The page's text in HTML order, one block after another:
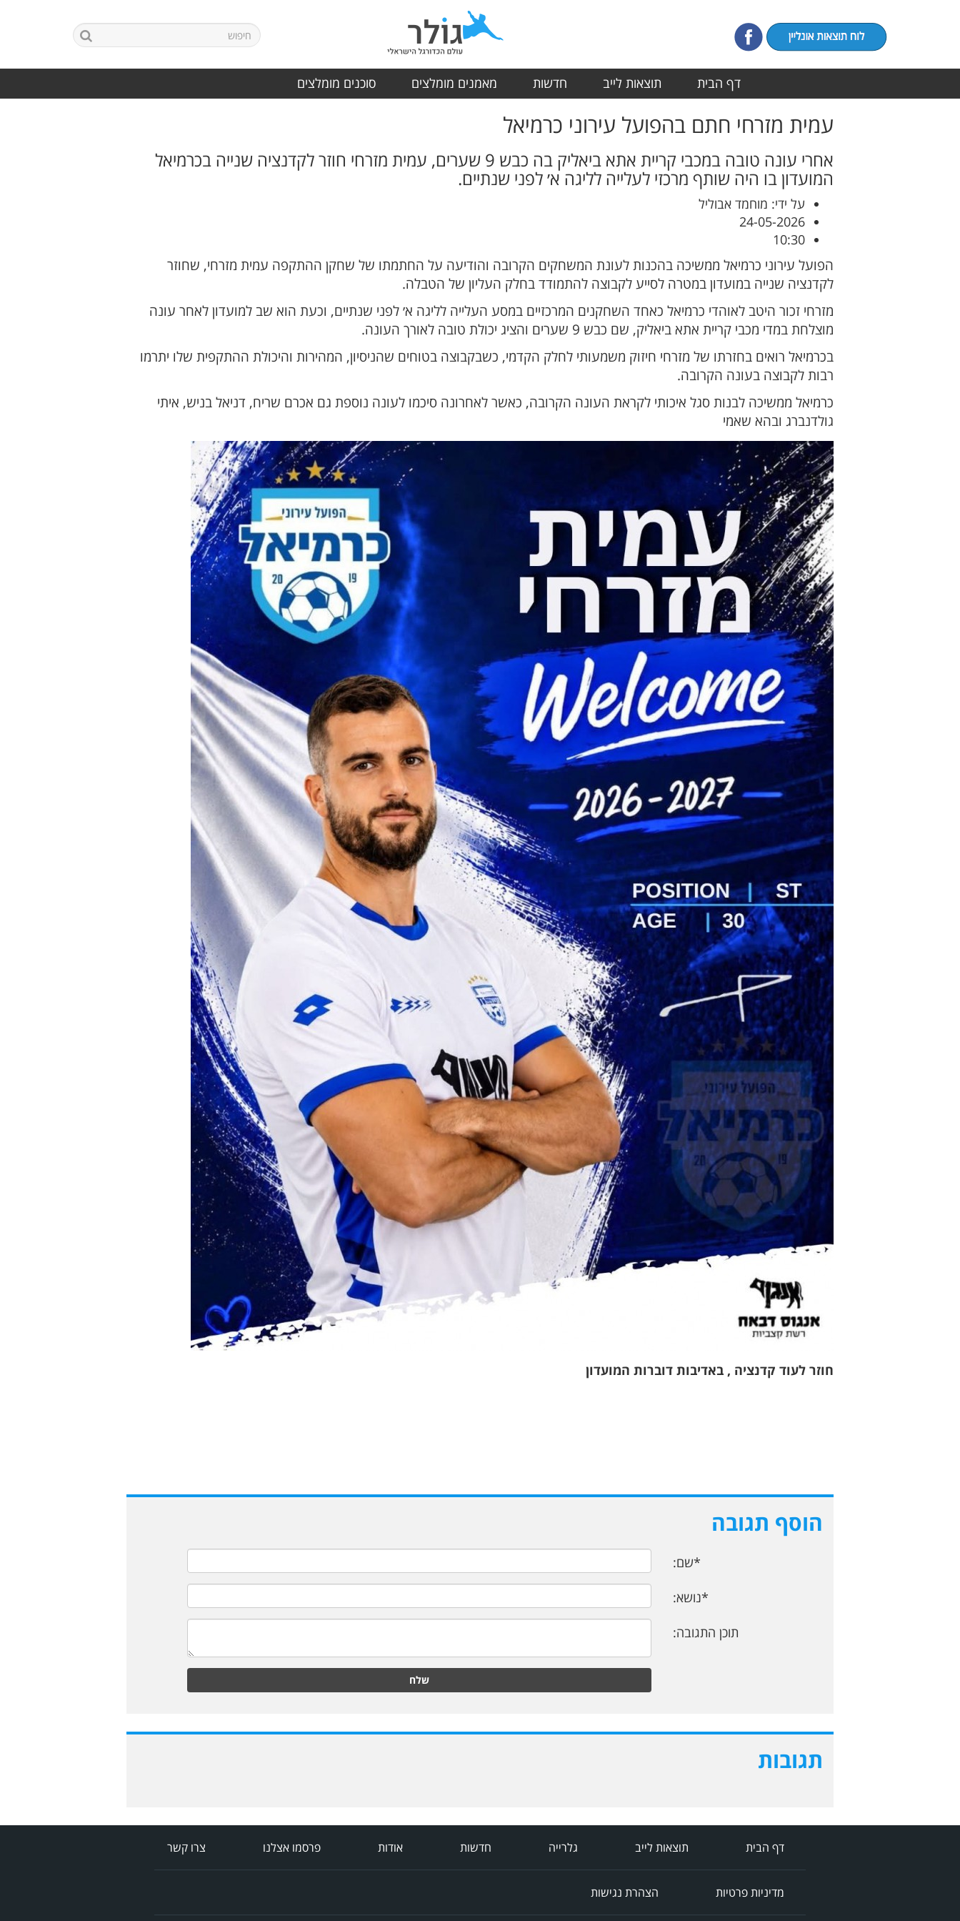
דף הבית תוצאות לייב חדשות מאמנים מומלצים סוכנים מומלצים
עמית מזרחי חתם בהפועל עירוני כרמיאל
אחרי עונה טובה במכבי קריית אתא ביאליק בה כבש 9 שערים, עמית מזרחי חוזר לקדנציה שנייה בכרמיאל
המועדון בו היה שותף מרכזי לעלייה לליגה א׳ לפני שנתיים.
על ידי: מוחמד אבוליל
24-05-2026
10:30
הפועל עירוני כרמיאל ממשיכה בהכנות לעונת המשחקים הקרובה והודיעה על החתמתו של שחקן ההתקפה עמית מזרחי, שחוזר
לקדנציה שנייה במועדון במטרה לסייע לקבוצה להתמודד בחלק העליון של הטבלה.
מזרחי זכור היטב לאוהדי כרמיאל כאחד השחקנים המרכזיים במסע העלייה לליגה א׳ לפני שנתיים, וכעת הוא שב למועדון לאחר עונה
מוצלחת במדי מכבי קריית אתא ביאליק, שם כבש 9 שערים והציג יכולת טובה לאורך העונה.
בכרמיאל רואים בחזרתו של מזרחי חיזוק משמעותי לחלק הקדמי, כשבקבוצה בטוחים שהניסיון, המהירות והיכולת ההתקפית שלו יתרמו
רבות לקבוצה בעונה הקרובה.
כרמיאל ממשיכה לבנות סגל איכותי לקראת העונה הקרובה, כאשר לאחרונה סיכמו לעונה נוספת גם אכרם שריח, דניאל בניש, איתי
גולדנברג ובהא שאמי
חוזר לעוד קדנציה , באדיבות דוברות המועדון
הוסף תגובה
*שם:
*נושא:
תוכן התגובה:
שלח
תגובות
דף הבית תוצאות לייב גלרייה חדשות אודות פרסמו אצלנו צרו קשר
מדיניות פרטיות הצהרת נגישות